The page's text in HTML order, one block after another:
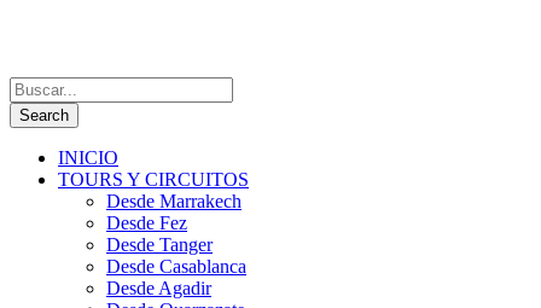
INICIO
TOURS Y CIRCUITOS
Desde Marrakech
Desde Fez
Desde Tanger
Desde Casablanca
Desde Agadir